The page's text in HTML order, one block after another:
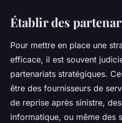
Établir des
Pour mettre en place une
efficace, il est souvent
partenariats stratégiques.
être des fournisseurs de
de reprise après sinistre,
informatique, ou même des